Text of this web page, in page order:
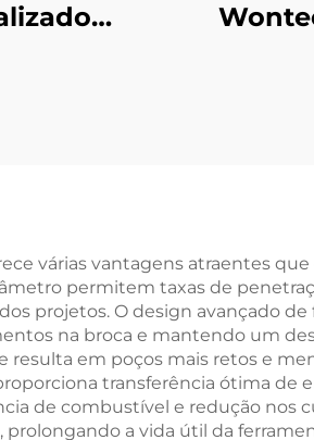
várias vantagens atraentes
permitem taxas de
projetos. O design avançado
na broca e mantendo um
em poços mais retos e
transferência ótima
de combustível e redução nos
a vida útil da